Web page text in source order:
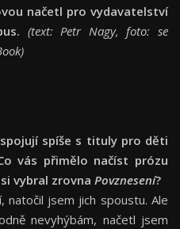
načetl pro vydavatelství
(text: Petr Nagy, foto: se
spíše s tituly pro děti
vás přimělo načíst prózu
vybral zrovna Povznesení?
natočil jsem jich spoustu. Ale
nevyhýbám, načetl jsem